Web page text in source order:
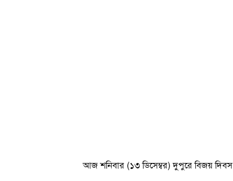
আজ শনিবার (১৩ ডিসেম্বর) দুপুরে বিজয়